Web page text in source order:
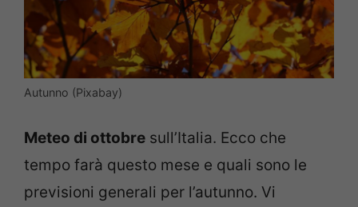
Autunno (Pixabay)
Meteo di ottobre sull’Italia. Ecco che
tempo farà questo mese e quali sono le
previsioni generali per l’autunno. Vi